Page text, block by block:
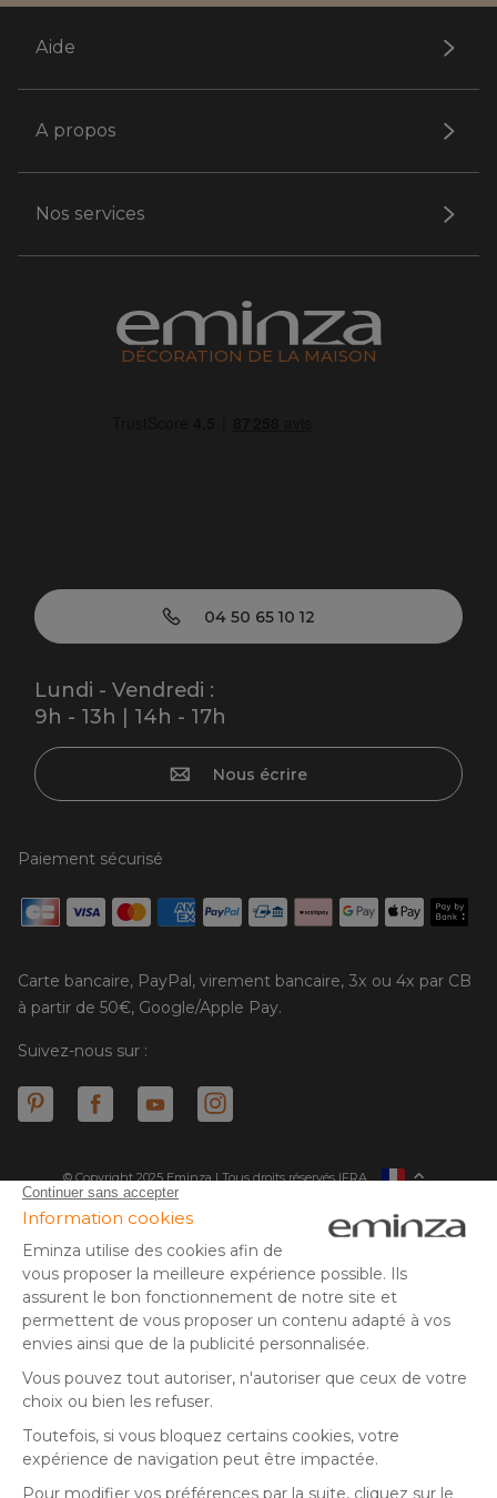
Aide
A propos
Nos services
DÉCORATION DE LA MAISON
04 50 65 10 12
Lundi - Vendredi :
9h - 13h | 14h - 17h
Nous écrire
Paiement sécurisé
Carte bancaire, PayPal, virement bancaire, 3x ou 4x par CB
à partir de 50€, Google/Apple Pay.
Suivez-nous sur :
© Copyright 2025 Eminza | Tous droits réservés |
ESPAÑA
NEDERLAND
SUISSE
DANMARK
FRA
* Vous disposez de 30 jours (à compter de la réception ou du
retrait de votre colis) pour effectuer un retour de produits et
** Expédition le jour même pour toute commande passée avant